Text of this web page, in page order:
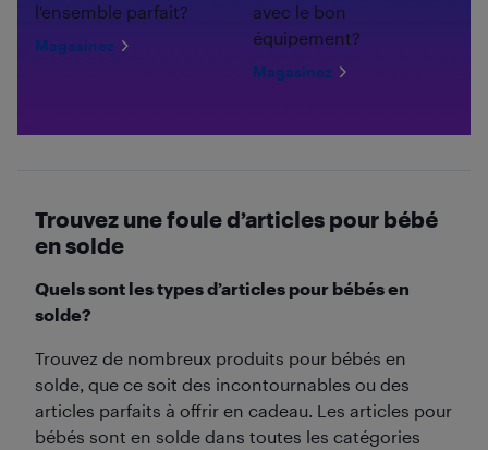
l'ensemble parfait?
Magasinez
avec le bon
équipement?
Magasinez
Trouvez une foule d’articles pour bébé
en solde
Quels sont les types d’articles pour bébés en
solde?
Trouvez de nombreux produits pour bébés en
solde, que ce soit des incontournables ou des
articles parfaits à offrir en cadeau. Les articles pour
bébés sont en solde dans toutes les catégories